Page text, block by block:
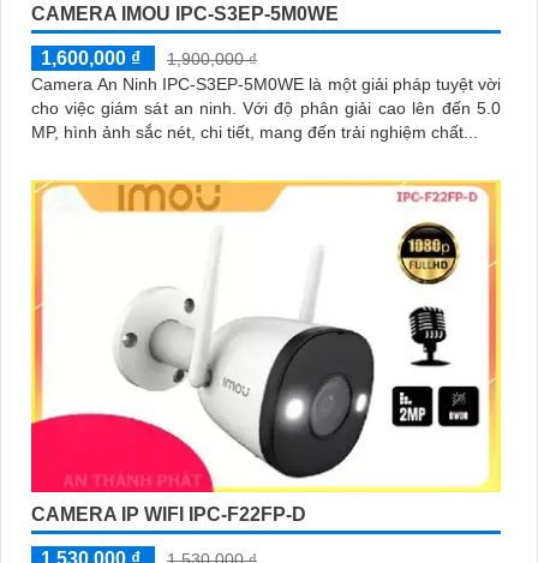
CAMERA IMOU IPC-S3EP-5M0WE
1,600,000 ₫
1,900,000 ₫
Camera An Ninh IPC-S3EP-5M0WE là một giải pháp tuyệt vời
cho việc giám sát an ninh. Với độ phân giải cao lên đến 5.0
MP, hình ảnh sắc nét, chi tiết, mang đến trải nghiệm chất...
CAMERA IP WIFI IPC-F22FP-D